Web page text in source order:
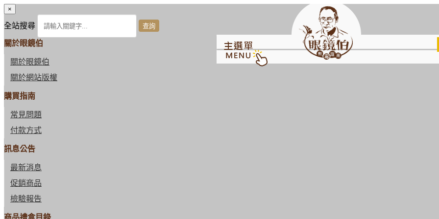
×
全站搜尋
關於眼鏡伯
關於眼鏡伯
關於網站版權
購買指南
常見問題
付款方式
訊息公告
最新消息
促銷商品
檢驗報告
商品禮盒目錄